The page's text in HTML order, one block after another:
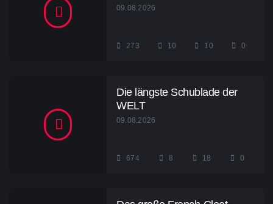
09.08.2026
273 10 10 0
Die längste Schublade der
WELT
09.08.2026
674 8 18 0